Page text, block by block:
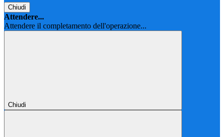
Chiudi
Attendere...
Attendere il completamento dell'operazione...
Chiudi